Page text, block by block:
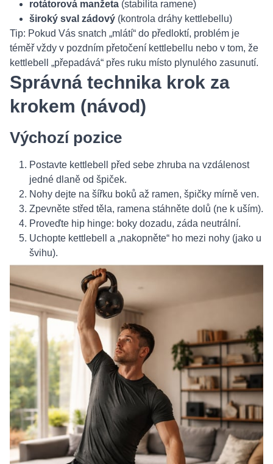
rotátorová manžeta (stabilita ramene)
široký sval zádový (kontrola dráhy kettlebellu)
Tip: Pokud Vás snatch „mlátí“ do předloktí, problém je
téměř vždy v pozdním přetočení kettlebellu nebo v tom, že
kettlebell „přepadává“ přes ruku místo plynulého zasunutí.
Správná technika krok za
krokem (návod)
Výchozí pozice
Postavte kettlebell před sebe zhruba na vzdálenost
jedné dlaně od špiček.
Nohy dejte na šířku boků až ramen, špičky mírně ven.
Zpevněte střed těla, ramena stáhněte dolů (ne k uším).
Proveďte hip hinge: boky dozadu, záda neutrální.
Uchopte kettlebell a „nakopněte“ ho mezi nohy (jako u
švihu).